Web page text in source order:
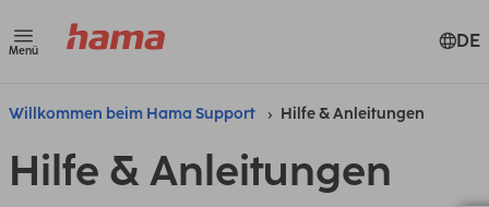
Menü DE
Willkommen beim Hama Support Hilfe & Anleitungen
Hilfe & Anleitungen